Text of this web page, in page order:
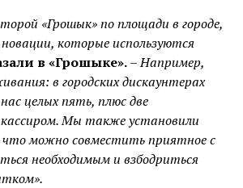
«Грошык» по площади в городе,
которые используются
в «Грошыке».– Например,
в городских дискаунтерах
целых пять, плюс две
Мы также установили
можно совместить приятное с
необходимым и взбодриться